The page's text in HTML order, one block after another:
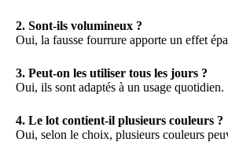
2. Sont-ils volumineux ?
Oui, la fausse fourrure apporte un effet
3. Peut-on les utiliser tous les jours ?
Oui, ils sont adaptés à un usage quotidien.
4. Le lot contient-il plusieurs couleurs ?
Oui, selon le choix, plusieurs couleurs